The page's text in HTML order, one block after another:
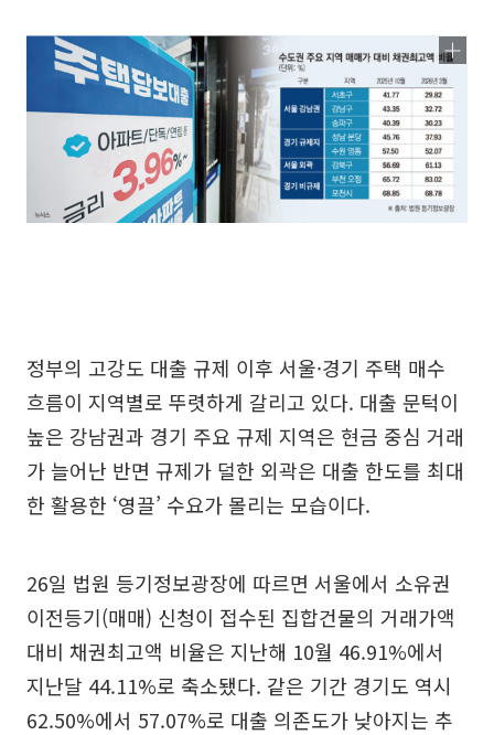
정부의 고강도 대출 규제 이후 서울·경기 주택 매수
흐름이 지역별로 뚜렷하게 갈리고 있다. 대출 문턱이
높은 강남권과 경기 주요 규제 지역은 현금 중심 거래
가 늘어난 반면 규제가 덜한 외곽은 대출 한도를 최대
한 활용한 ‘영끌’ 수요가 몰리는 모습이다.
26일 법원 등기정보광장에 따르면 서울에서 소유권
이전등기(매매) 신청이 접수된 집합건물의 거래가액
대비 채권최고액 비율은 지난해 10월 46.91%에서
지난달 44.11%로 축소됐다. 같은 기간 경기도 역시
62.50%에서 57.07%로 대출 의존도가 낮아지는 추